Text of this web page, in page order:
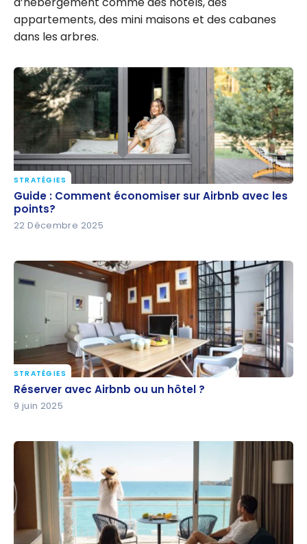
appartements, des mini maisons et des cabanes
dans les arbres.
Guide : Comment économiser sur Airbnb avec les
points?
STRATÉGIES
Guide : Comment économiser sur Airbnb avec les
points?
22 Décembre 2025
Réserver avec Airbnb ou un hôtel ?
STRATÉGIES
Réserver avec Airbnb ou un hôtel ?
9 juin 2025